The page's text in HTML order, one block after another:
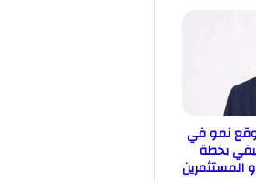
نمو في
بخطة
المستثمرين